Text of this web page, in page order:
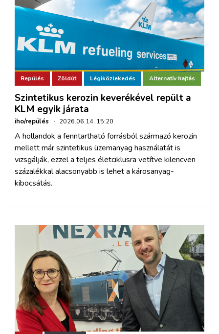
Repülés Zöldút Légiközlekedés Alternatív hajtás
Szintetikus kerozin keverékével repült a
KLM egyik járata
iho/repülés · 2026.06.14. 15:20
A hollandok a fenntartható forrásból származó kerozin
mellett már szintetikus üzemanyag használatát is
vizsgálják, ezzel a teljes életciklusra vetítve kilencven
százalékkal alacsonyabb is lehet a károsanyag-
kibocsátás.